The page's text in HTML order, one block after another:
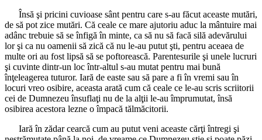
Însă şi pricini cuvioase sânt pentru care s-au făcut aceaste mutări,
de să pot zice mutări. Că ceale ce mare ajutoriu aduc la mântuire mai
adânc trebuie să se înfigă în minte, ca să nu să facă silă adevărului
lor şi ca nu oamenii să zică că nu le-au putut şti, pentru aceaea de
multe ori au fost lipsă să se poftorească. Parentesurile şi unele lucruri
şi cuvinte dintr-un loc într-altul s-au mutat pentru mai bună
înţeleagerea tuturor. Iară de easte sau să pare a fi în vremi sau în
locuri vreo osibire, aceasta arată cum că ceale ce le-au scris scriitorii
cei de Dumnezeu însuflaţi nu de la alţii le-au împrumutat, însă
osibirea acestora lezne o împacă tălmăcitorii.
Iară în zădar cearcă cum au putut veni aceaste cărţi întregi şi